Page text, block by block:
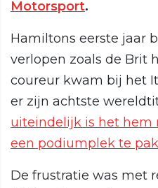
Motorsport.
Hamiltons eerste jaar
verlopen zoals de Brit
coureur kwam bij het
er zijn achtste
uiteindelijk is het hem
een podiumplek te
De frustratie was met